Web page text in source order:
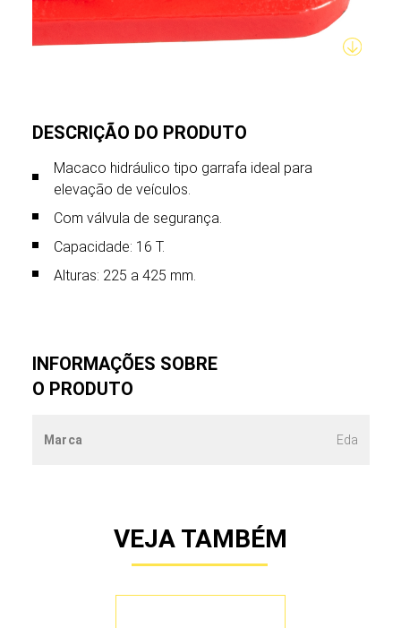
DESCRIÇÃO DO PRODUTO
Macaco hidráulico tipo garrafa ideal para
elevação de veículos.
Com válvula de segurança.
Capacidade: 16 T.
Alturas: 225 a 425 mm.
INFORMAÇÕES SOBRE
O PRODUTO
Marca Eda
VEJA TAMBÉM